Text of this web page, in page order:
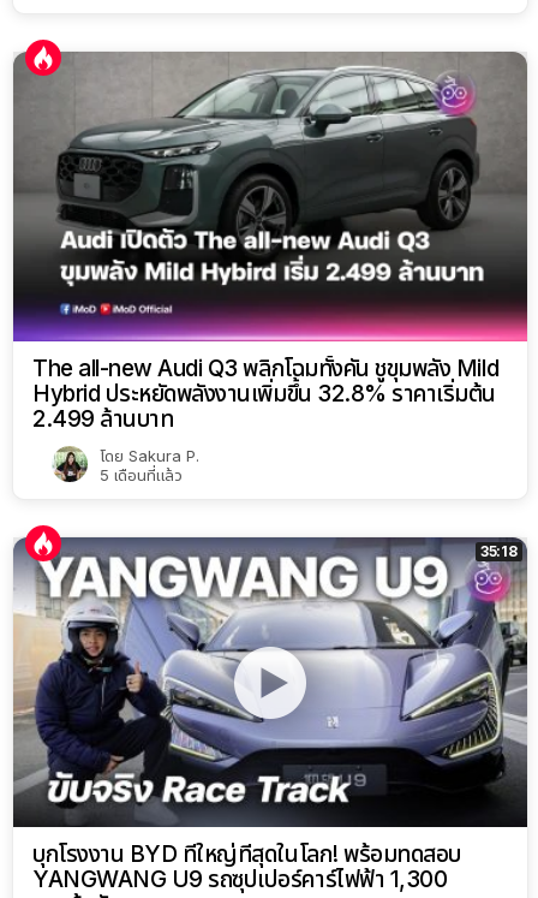
The all-new Audi Q3 พลิกโฉมทั้งคัน ชูขุมพลัง Mild
Hybrid ประหยัดพลังงานเพิ่มขึ้น 32.8% ราคาเริ่มต้น
2.499 ล้านบาท
โดย Sakura P.
5 เดือนที่แล้ว
35:18
บุกโรงงาน BYD ที่ใหญ่ที่สุดในโลก! พร้อมทดสอบ
YANGWANG U9 รถซุปเปอร์คาร์ไฟฟ้า 1,300
แรงม้าตัวแรง
โดย Nuttanon P.
6 เดือนที่แล้ว